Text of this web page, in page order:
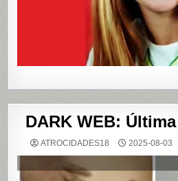
DARK WEB:
ATROCIDADES18 2025-08-03